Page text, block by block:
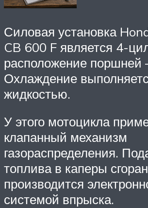
Силовая установка
CB 600 F является 4-
расположение поршней
Охлаждение
жидкостью.
У этого мотоцикла
клапанный механизм
газораспределения.
топлива в каперы
производится
системой впрыска.